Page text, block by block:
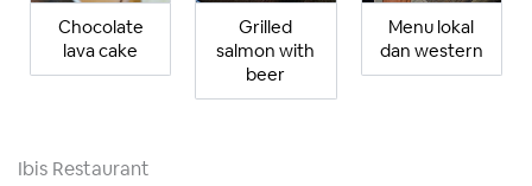
Chocolate
lava cake
Grilled
salmon with
beer
Menu lokal
dan western
Ibis Restaurant